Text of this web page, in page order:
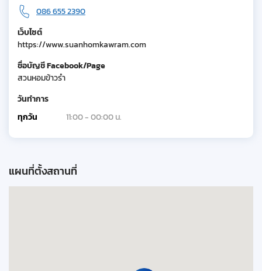
086 655 2390
เว็บไซต์
https://www.suanhomkawram.com
ชื่อบัญชี Facebook/Page
สวนหอมข้าวรำ
วันทำการ
ทุกวัน
11:00 - 00:00 น.
แผนที่ตั้งสถานที่